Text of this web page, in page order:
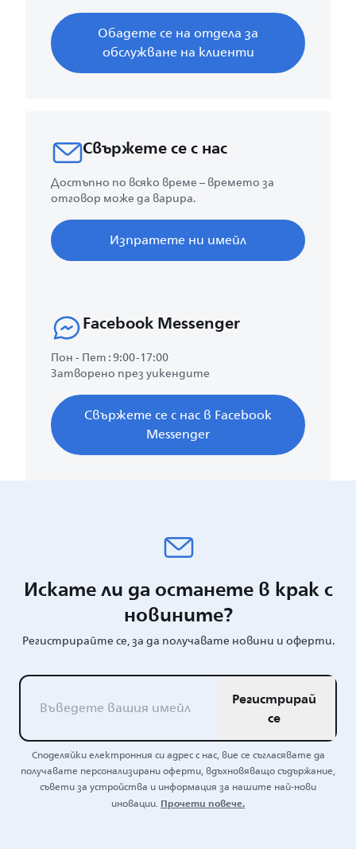
Обадете се на отдела за
обслужване на клиенти
Свържете се с нас
Достъпно по всяко време – времето за
отговор може да варира.
Изпратете ни имейл
Facebook Messenger
Пон - Пет : 9:00-17:00
Затворено през уикендите
Свържете се с нас в Facebook
Messenger
Искате ли да останете в крак с
новините?
Регистрирайте се, за да получавате новини и оферти.
Регистрирай
се
Споделяйки електронния си адрес с нас, вие се съгласявате да
получавате персонализирани оферти, вдъхновяващо съдържание,
съвети за устройства и информация за нашите най-нови
иновации.Прочети повече.